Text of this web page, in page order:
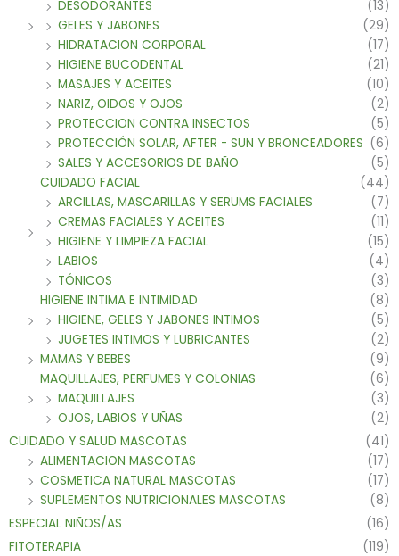
DESODORANTES
(13)
GELES Y JABONES
(29)
HIDRATACION CORPORAL
(17)
HIGIENE BUCODENTAL
(21)
MASAJES Y ACEITES
(10)
NARIZ, OIDOS Y OJOS
(2)
PROTECCION CONTRA INSECTOS
(5)
PROTECCIÓN SOLAR, AFTER - SUN Y BRONCEADORES (6)
SALES Y ACCESORIOS DE BAÑO
(5)
CUIDADO FACIAL
(44)
ARCILLAS, MASCARILLAS Y SERUMS FACIALES
(7)
CREMAS FACIALES Y ACEITES
(11)
HIGIENE Y LIMPIEZA FACIAL
(15)
LABIOS
(4)
TÓNICOS
(3)
HIGIENE INTIMA E INTIMIDAD
(8)
HIGIENE, GELES Y JABONES INTIMOS
(5)
JUGETES INTIMOS Y LUBRICANTES
(2)
MAMAS Y BEBES
(9)
MAQUILLAJES, PERFUMES Y COLONIAS
(6)
MAQUILLAJES
(3)
OJOS, LABIOS Y UÑAS
(2)
CUIDADO Y SALUD MASCOTAS
(41)
ALIMENTACION MASCOTAS
(17)
COSMETICA NATURAL MASCOTAS
(17)
SUPLEMENTOS NUTRICIONALES MASCOTAS
(8)
ESPECIAL NIÑOS/AS
(16)
FITOTERAPIA
(119)